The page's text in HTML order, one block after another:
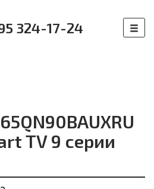
324-17-24
TV 9 серии